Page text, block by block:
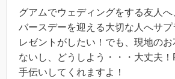
グアムでウェディングをする友人
バースデーを迎える大切な人へサ
レゼントがしたい！でも、現地の
ないし、どうしよう・・・大丈夫
手伝いしてくれますよ！